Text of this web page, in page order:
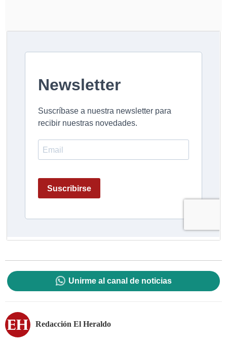
Unirme al canal de noticias
Redacción El Heraldo